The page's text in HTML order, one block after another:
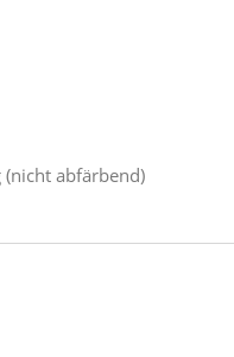
abfärbend)